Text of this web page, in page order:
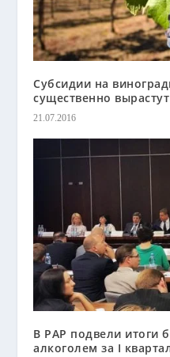
Субсидии на
существенно вырастут
21.07.2016
В РАР подвели итоги
алкоголем за I